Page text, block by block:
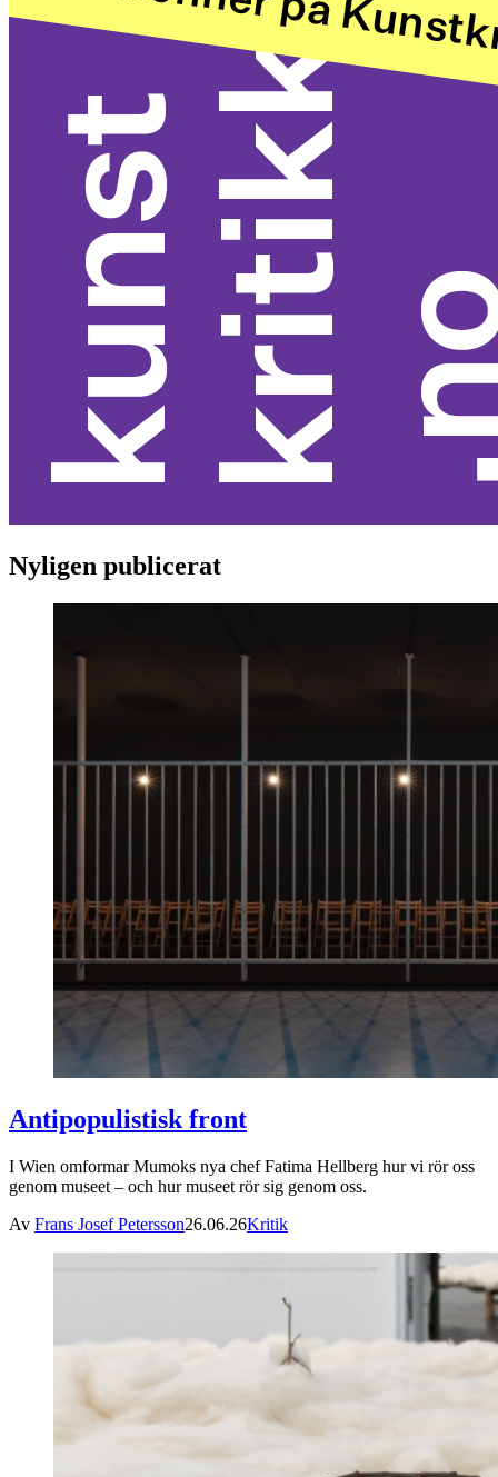
Nyligen publicerat
Antipopulistisk front
I Wien omformar Mumoks nya chef Fatima Hellberg hur vi rör oss
genom museet – och hur museet rör sig genom oss.
Av Frans Josef Petersson26.06.26Kritik